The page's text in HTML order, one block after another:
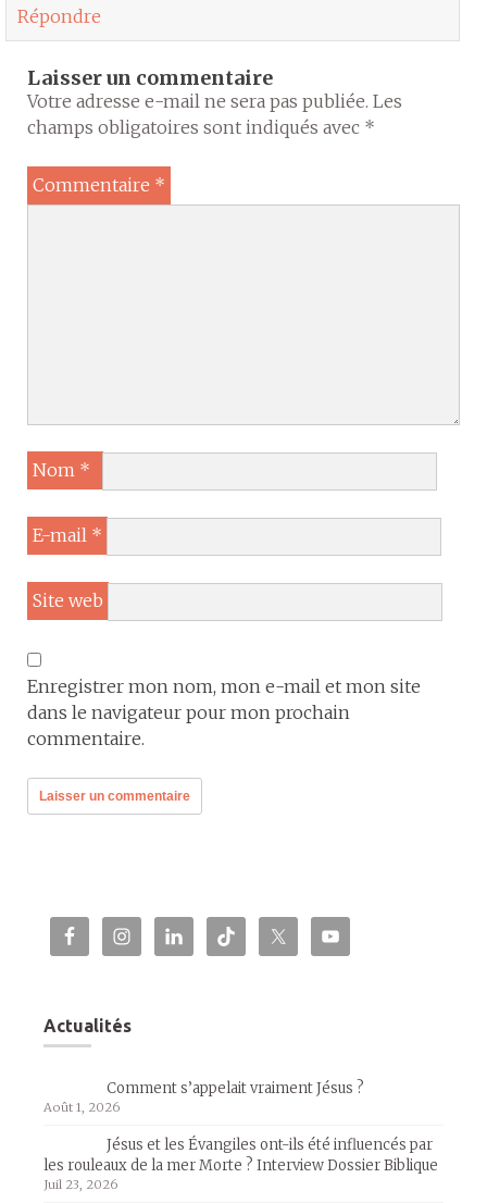
Répondre
Laisser un commentaire
Votre adresse e-mail ne sera pas publiée. Les
champs obligatoires sont indiqués avec *
Commentaire *
Nom *
E-mail *
Site web
Enregistrer mon nom, mon e-mail et mon site
dans le navigateur pour mon prochain
commentaire.
Actualités
Comment s’appelait vraiment Jésus ?
Août 1, 2026
Jésus et les Évangiles ont-ils été influencés par
les rouleaux de la mer Morte ? Interview Dossier Biblique
Juil 23, 2026